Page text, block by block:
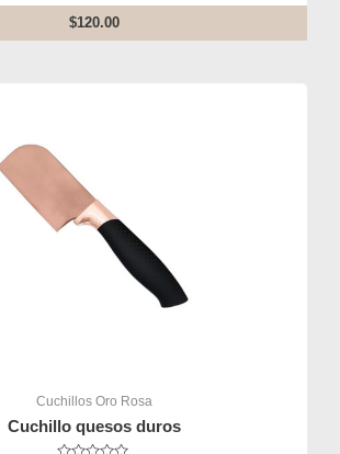
out
of
5
$120.00
Cuchillos Oro Rosa
Cuchillo quesos duros